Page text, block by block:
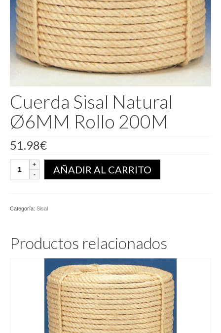
Cuerda Sisal Natural
Ø6MM Rollo 200M
51.98€
Cuerda
Sisal
200M
AÑADIR AL CARRITO
Categoría: Sisal
Productos relacionados